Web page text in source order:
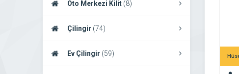
Oto Merkezi Kilit (8)
Çilingir (74)
Ev Çilingir (59)